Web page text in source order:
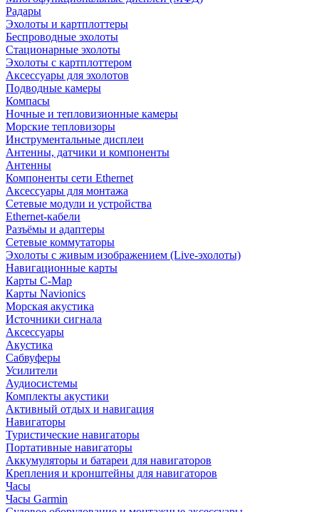
Радары
Эхолоты и картплоттеры
Беспроводные эхолоты
Стационарные эхолоты
Эхолоты с картплоттером
Аксессуары для эхолотов
Подводные камеры
Компасы
Ночные и тепловизионные камеры
Морские тепловизоры
Инструментальные дисплеи
Антенны, датчики и компоненты
Антенны
Компоненты сети Ethernet
Аксессуары для монтажа
Сетевые модули и устройства
Ethernet-кабели
Разъёмы и адаптеры
Сетевые коммутаторы
Эхолоты с живым изображением (Live-эхолоты)
Навигационные карты
Карты C-Map
Карты Navionics
Морская акустика
Источники сигнала
Аксессуары
Акустика
Сабвуферы
Усилители
Аудиосистемы
Комплекты акустики
Активный отдых и навигация
Навигаторы
Туристические навигаторы
Портативные навигаторы
Аккумуляторы и батареи для навигаторов
Крепления и кронштейны для навигаторов
Часы
Часы Garmin